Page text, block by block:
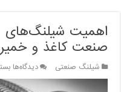
اهمیت شیلنگ‌های
صنعت کاغذ و خمیر
شیلنگ صنعتی دیدگاه‌ها